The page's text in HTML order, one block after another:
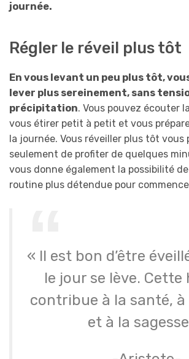
journée.
Régler le réveil plus tôt
En vous levant un peu plus tôt,
lever plus sereinement, sans
précipitation. Vous pouvez écouter
vous étirer petit à petit et vous
la journée. Vous réveiller plus tôt vous
seulement de profiter de quelques
vous donne également la possibilité
routine plus détendue pour
« Il est bon d’être
le jour se lève.
contribue à la santé, à
et à la